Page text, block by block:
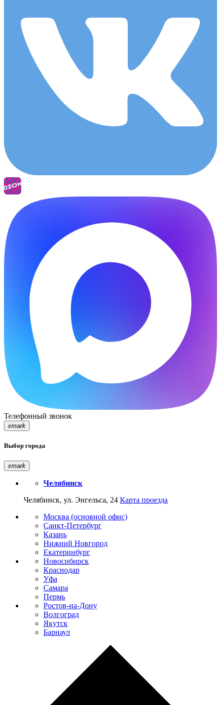
Телефонный звонок
xmark
Выбор города
xmark
Челябинск
Челябинск, ул. Энгельса, 24 Карта проезда
Москва (основной офис)
Санкт-Петербург
Казань
Нижний Новгород
Екатеринбург
Новосибирск
Краснодар
Уфа
Самара
Пермь
Ростов-на-Дону
Волгоград
Якутск
Барнаул